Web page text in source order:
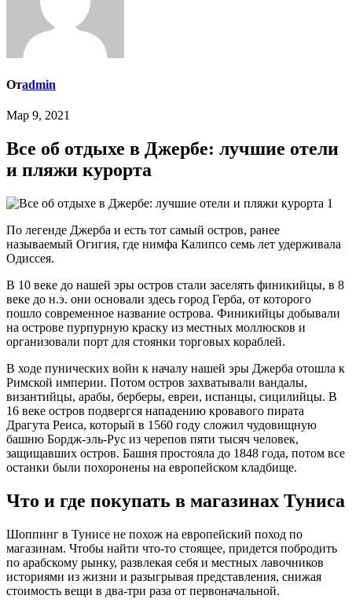
Отadmin
Мар 9, 2021
Все об отдыхе в Джербе: лучшие отели
и пляжи курорта
По легенде Джерба и есть тот самый остров, ранее
называемый Огигия, где нимфа Калипсо семь лет удерживала
Одиссея.
В 10 веке до нашей эры остров стали заселять финикийцы, в 8
веке до н.э. они основали здесь город Герба, от которого
пошло современное название острова. Финикийцы добывали
на острове пурпурную краску из местных моллюсков и
организовали порт для стоянки торговых кораблей.
В ходе пунических войн к началу нашей эры Джерба отошла к
Римской империи. Потом остров захватывали вандалы,
византийцы, арабы, берберы, евреи, испанцы, сицилийцы. В
16 веке остров подвергся нападению кровавого пирата
Драгута Реиса, который в 1560 году сложил чудовищную
башню Бордж-эль-Рус из черепов пяти тысяч человек,
защищавших остров. Башня простояла до 1848 года, потом все
останки были похоронены на европейском кладбище.
Что и где покупать в магазинах Туниса
Шоппинг в Тунисе не похож на европейский поход по
магазинам. Чтобы найти что-то стоящее, придется побродить
по арабскому рынку, развлекая себя и местных лавочников
историями из жизни и разыгрывая представления, снижая
стоимость вещи в два-три раза от первоначальной.